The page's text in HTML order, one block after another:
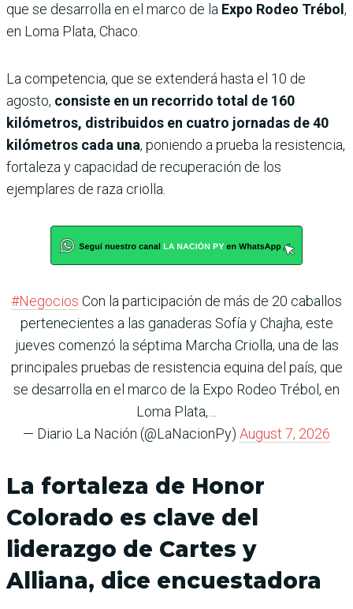
que se desarrolla en el marco de la Expo Rodeo Trébol ,
en Loma Plata, Chaco.
La competencia, que se extenderá hasta el 10 de
agosto, consiste en un recorrido total de 160
kilómetros, distribuidos en cuatro jornadas de 40
kilómetros cada una, poniendo a prueba la resistencia,
fortaleza y capacidad de recuperación de los
ejemplares de raza criolla.
#Negocios Con la participación de más de 20 caballos
pertenecientes a las ganaderas Sofía y Chajha, este
jueves comenzó la séptima Marcha Criolla, una de las
principales pruebas de resistencia equina del país, que
se desarrolla en el marco de la Expo Rodeo Trébol, en
Loma Plata,…
— Diario La Nación (@LaNacionPy) August 7, 2026
La fortaleza de Honor
Colorado es clave del
liderazgo de Cartes y
Alliana, dice encuestadora